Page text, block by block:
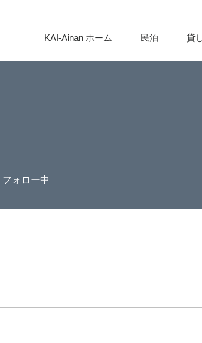
KAI-Ainan ホーム 民泊 貸
フォロー中